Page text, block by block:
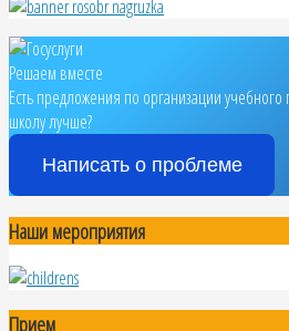
Решаем вместе
Есть предложения по организации учебного
школу лучше?
Написать о проблеме
Наши мероприятия
Прием